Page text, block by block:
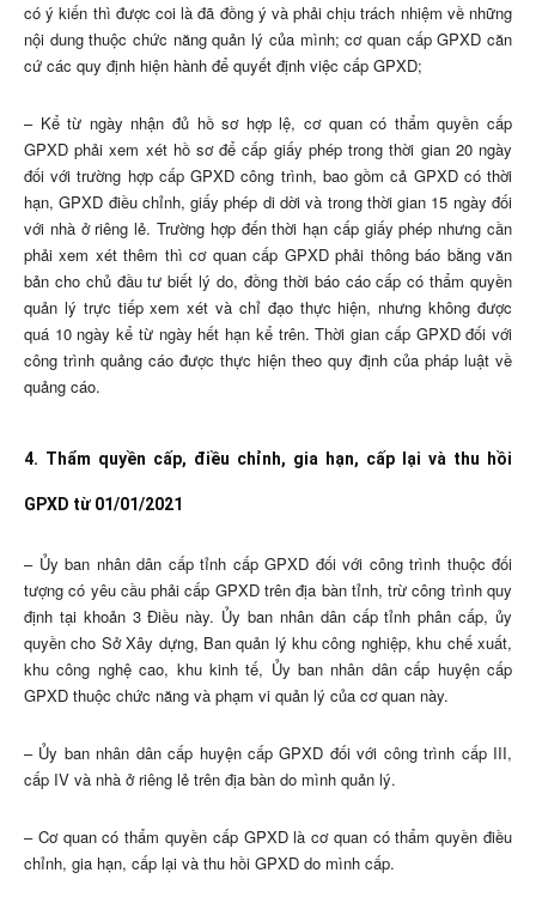
có ý kiến thì được coi là đã đồng ý và phải chịu trách nhiệm về những
nội dung thuộc chức năng quản lý của mình; cơ quan cấp GPXD căn
cứ các quy định hiện hành để quyết định việc cấp GPXD;
– Kể từ ngày nhận đủ hồ sơ hợp lệ, cơ quan có thẩm quyền cấp
GPXD phải xem xét hồ sơ để cấp giấy phép trong thời gian 20 ngày
đối với trường hợp cấp GPXD công trình, bao gồm cả GPXD có thời
hạn, GPXD điều chỉnh, giấy phép di dời và trong thời gian 15 ngày đối
với nhà ở riêng lẻ. Trường hợp đến thời hạn cấp giấy phép nhưng cần
phải xem xét thêm thì cơ quan cấp GPXD phải thông báo bằng văn
bản cho chủ đầu tư biết lý do, đồng thời báo cáo cấp có thẩm quyền
quản lý trực tiếp xem xét và chỉ đạo thực hiện, nhưng không được
quá 10 ngày kể từ ngày hết hạn kể trên. Thời gian cấp GPXD đối với
công trình quảng cáo được thực hiện theo quy định của pháp luật về
quảng cáo.
4. Thẩm quyền cấp, điều chỉnh, gia hạn, cấp lại và thu hồi
GPXD từ 01/01/2021
– Ủy ban nhân dân cấp tỉnh cấp GPXD đối với công trình thuộc đối
tượng có yêu cầu phải cấp GPXD trên địa bàn tỉnh, trừ công trình quy
định tại khoản 3 Điều này. Ủy ban nhân dân cấp tỉnh phân cấp, ủy
quyền cho Sở Xây dựng, Ban quản lý khu công nghiệp, khu chế xuất,
khu công nghệ cao, khu kinh tế, Ủy ban nhân dân cấp huyện cấp
GPXD thuộc chức năng và phạm vi quản lý của cơ quan này.
– Ủy ban nhân dân cấp huyện cấp GPXD đối với công trình cấp III,
cấp IV và nhà ở riêng lẻ trên địa bàn do mình quản lý.
– Cơ quan có thẩm quyền cấp GPXD là cơ quan có thẩm quyền điều
chỉnh, gia hạn, cấp lại và thu hồi GPXD do mình cấp.